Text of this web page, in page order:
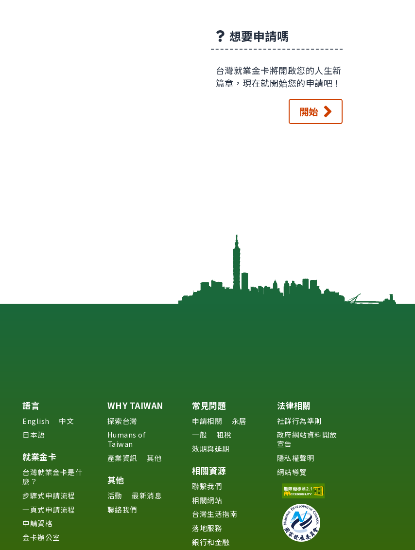
想要申請嗎
台灣就業金卡將開啟您的人生新
篇章，現在就開始您的申請吧！
開始
語言
English
中文
日本語
就業金卡
台灣就業金卡是什
麼？
步驟式申請流程
一頁式申請流程
申請資格
金卡辦公室
WHY TAIWAN
探索台灣
Humans of
Taiwan
產業資訊
其他
其他
活動
最新消息
聯絡我們
常見問題
申請相關
永居
一般
租稅
效期與延期
相關資源
聯繫我們
相關網站
台灣生活指南
落地服務
銀行和金融
法律相關
社群行為準則
政府網站資料開放
宣告
隱私權聲明
網站導覽